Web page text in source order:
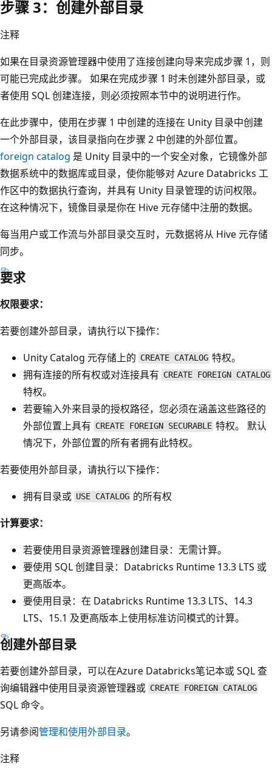
步骤 3：创建外部目录
注释
如果在目录资源管理器中使用了连接创建向导来完成步骤 1，则
可能已完成此步骤。 如果在完成步骤 1 时未创建外部目录，或
者使用 SQL 创建连接，则必须按照本节中的说明进行作。
在此步骤中，使用在步骤 1 中创建的连接在 Unity 目录中创建
一个外部目录，该目录指向在步骤 2 中创建的外部位置。
foreign catalog 是 Unity 目录中的一个安全对象，它镜像外部
数据系统中的数据库或目录，使你能够对 Azure Databricks 工
作区中的数据执行查询，并具有 Unity 目录管理的访问权限。
在这种情况下，镜像目录是你在 Hive 元存储中注册的数据。
每当用户或工作流与外部目录交互时，元数据将从 Hive 元存储
同步。
要求
权限要求：
若要创建外部目录，请执行以下操作：
Unity Catalog 元存储上的 CREATE CATALOG 特权。
拥有连接的所有权或对连接具有 CREATE FOREIGN CATALOG
特权。
若要输入外来目录的授权路径，您必须在涵盖这些路径的
外部位置上具有 CREATE FOREIGN SECURABLE 特权。 默认
情况下，外部位置的所有者拥有此特权。
若要使用外部目录，请执行以下操作：
拥有目录或 USE CATALOG 的所有权
计算要求：
若要使用目录资源管理器创建目录：无需计算。
要使用 SQL 创建目录：Databricks Runtime 13.3 LTS 或
更高版本。
要使用目录：在 Databricks Runtime 13.3 LTS、14.3
LTS、15.1 及更高版本上使用标准访问模式的计算。
创建外部目录
若要创建外部目录，可以在Azure Databricks笔记本或 SQL 查
询编辑器中使用目录资源管理器或 CREATE FOREIGN CATALOG
SQL 命令。
另请参阅管理和使用外部目录。
注释